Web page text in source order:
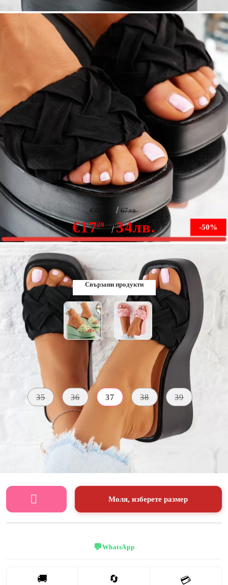
дамски чехли с платформата Mackenzie черен #10235
-50%
€1720 34лв.
€34.19 67лв.
Свързани продукти
Размер на обувки: Таблица с размери
35 36 37 38 39
черен
ВИСОЧИНА
ПЛАТФОРМАТА
7 CM
ВИСОЧИНА
НА
Моля, изберете размер
💬WhatsApp
🚚 🔄 💳